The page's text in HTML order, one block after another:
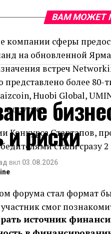
сферы
на обновленной
встреч
представлено более
Huobi Global,
и другие.
Конкурса Стартапов,
стали сразу
форума стал формат
смог
ВАМ МОЖЕТ
и риски
вкл 03.08.2026
источник